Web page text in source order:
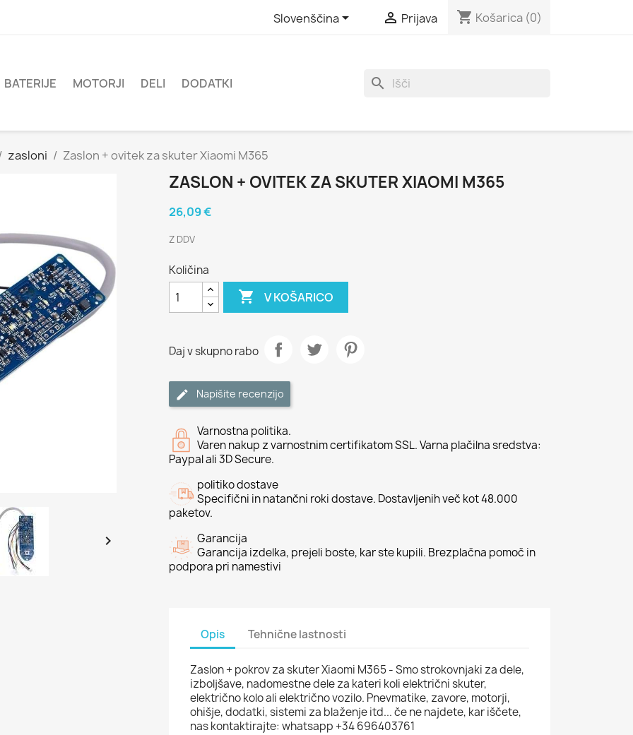
Slovenščina  Prijava shopping_cart Košarica (0)
BATERIJE MOTORJI DELI DODATKI search
zasloni Zaslon + ovitek za skuter Xiaomi M365

ZASLON + OVITEK ZA SKUTER XIAOMI M365
26,09 €
Z DDV
Količina
 V KOŠARICO
Daj v skupno rabo
Napišite recenzijo
Varnostna politika.
Varen nakup z varnostnim certifikatom SSL. Varna plačilna sredstva:
Paypal ali 3D Secure.
politiko dostave
Specifični in natančni roki dostave. Dostavljenih več kot 48.000
paketov.
Garancija
Garancija izdelka, prejeli boste, kar ste kupili. Brezplačna pomoč in
podpora pri namestivi
Opis Tehnične lastnosti
Zaslon + pokrov za skuter Xiaomi M365 - Smo strokovnjaki za dele,
izboljšave, nadomestne dele za kateri koli električni skuter,
električno kolo ali električno vozilo. Pnevmatike, zavore, motorji,
ohišje, dodatki, sistemi za blaženje itd... če ne najdete, kar iščete,
nas kontaktirajte: whatsapp +34 696403761